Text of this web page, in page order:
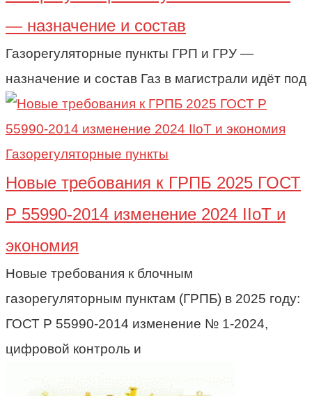
— назначение и состав
Газорегуляторные пункты ГРП и ГРУ —
назначение и состав Газ в магистрали идёт под
Газорегуляторные пункты
Новые требования к ГРПБ 2025 ГОСТ
Р 55990-2014 изменение 2024 IIoT и
экономия
Новые требования к блочным
газорегуляторным пунктам (ГРПБ) в 2025 году:
ГОСТ Р 55990-2014 изменение № 1-2024,
цифровой контроль и